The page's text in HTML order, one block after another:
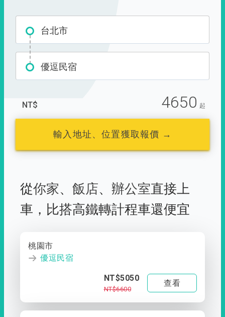
台北市
優逗民宿
NT$ 4650 起
輸入地址、位置獲取報價 →
從你家、 飯店、 辦公室直接上
車， 比搭高鐵轉計程車還便宜
桃園市
優逗民宿
NT$5050
NT$6600
查看